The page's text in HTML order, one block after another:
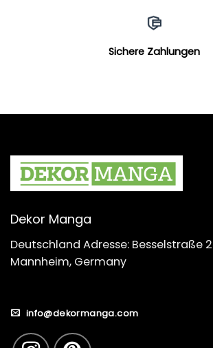
Sichere Zahlungen
Dekor Manga
Deutschland Adresse: Besselstraße
Mannheim, Germany
info@dekormanga.com